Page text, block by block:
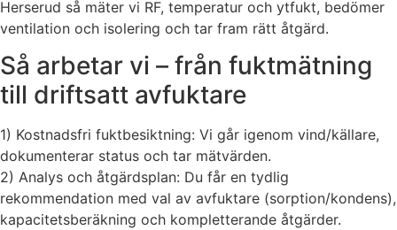
Herserud så mäter vi RF, temperatur och ytfukt, bedömer
ventilation och isolering och tar fram rätt åtgärd.
Så arbetar vi – från fuktmätning
till driftsatt avfuktare
1) Kostnadsfri fuktbesiktning: Vi går igenom vind/källare,
dokumenterar status och tar mätvärden.
2) Analys och åtgärdsplan: Du får en tydlig
rekommendation med val av avfuktare (sorption/kondens),
kapacitetsberäkning och kompletterande åtgärder.